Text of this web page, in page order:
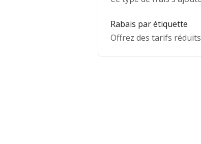
Rabais par étiquette
Offrez des tarifs